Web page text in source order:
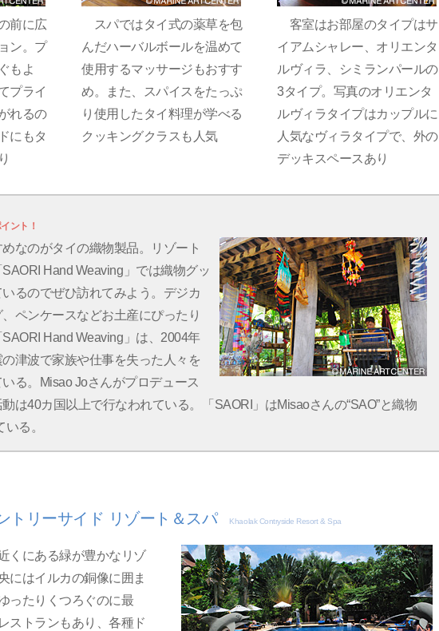
前に広
ン。プ
もよ
プライ
れるの
にもタ
スパではタイ式の薬草を包
んだハーバルボールを温めて
使用するマッサージもおすす
め。また、スパイスをたっぷ
り使用したタイ料理が学べる
クッキングクラスも人気
客室はお部屋のタイプはサ
イアムシャレー、オリエンタ
ルヴィラ、シミランパールの
3タイプ。写真のオリエンタ
ルヴィラタイプはカップルに
人気なヴィラタイプで、外の
デッキスペースあり
ント！
なのがタイの織物製品。リゾート
Hand Weaving」では織物グッ
るのでぜひ訪れてみよう。デジカ
ペンケースなどお土産にぴったり
Hand Weaving」は、2004年
津波で家族や仕事を失った人々を
る。Misao Joさんがプロデュース
は40カ国以上で行なわれている。「SAORI」はMisaoさんの“SAO”と織物
いる。
トリーサイド リゾート＆スパ Khaolak Contryside Resort & Spa
くにある緑が豊かなリゾ
にはイルカの銅像に囲ま
ったりくつろぐのに最
ストランもあり、各種ド